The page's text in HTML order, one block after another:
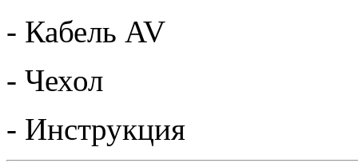
- Кабель AV
- Чехол
- Инструкция